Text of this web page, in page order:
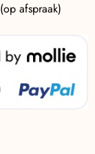
afspraak)